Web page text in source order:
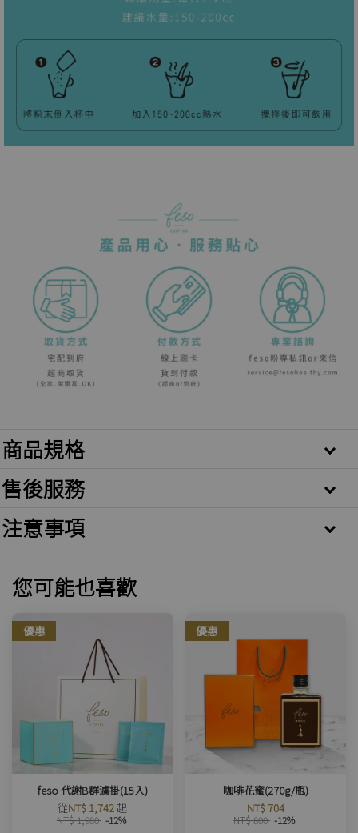
商品規格
售後服務
注意事項
您可能也喜歡
優惠
feso 代謝B群濾掛(15入)
從NT$ 1,742起
NT$ 1,980 -12%
優惠
咖啡花蜜(270g/瓶)
NT$ 704
NT$ 800 -12%